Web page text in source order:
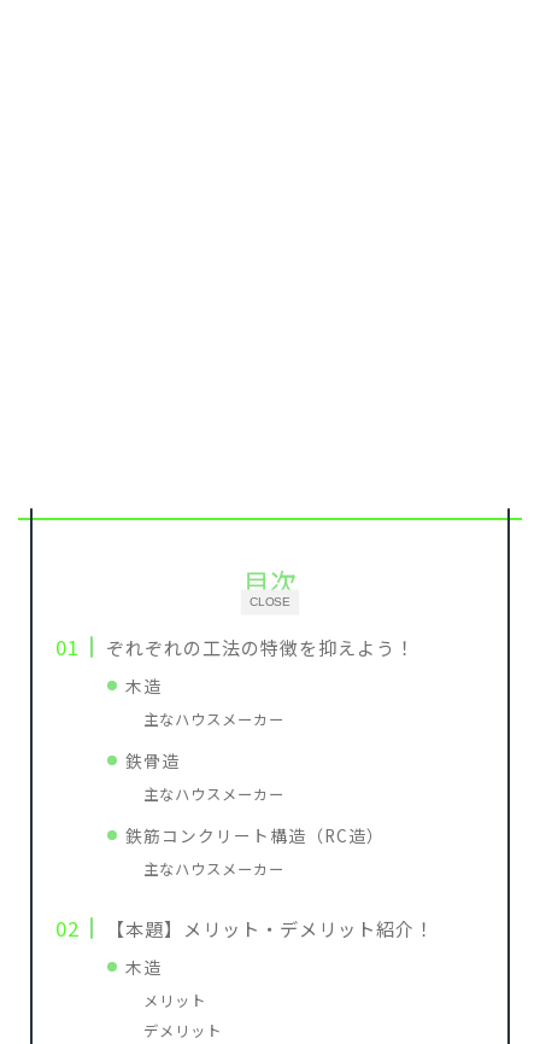
CLOSE
目次
ぞれぞれの工法の特徴を抑えよう！
木造
主なハウスメーカー
鉄骨造
主なハウスメーカー
鉄筋コンクリート構造（RC造）
主なハウスメーカー
【本題】メリット・デメリット紹介！
木造
メリット
デメリット